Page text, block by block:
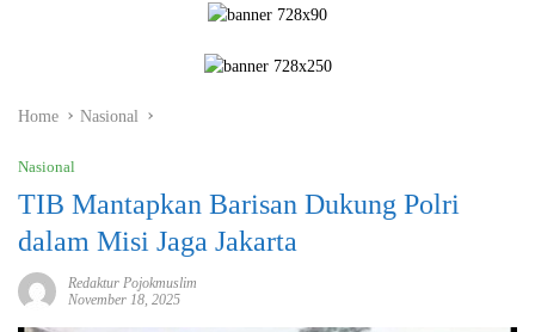
Home Nasional
Nasional
TIB Mantapkan Barisan Dukung Polri
dalam Misi Jaga Jakarta
Redaktur Pojokmuslim
November 18, 2025